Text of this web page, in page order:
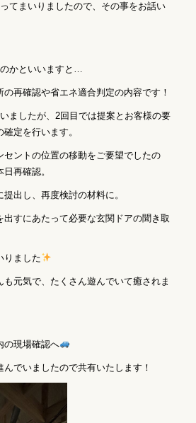
てまいりましたので、その事をお話い
かといいますと…
の再確認や省エネ適合判定の内容です！
ましたが、2回目では提案とお客様の要
定を行います。
セントの位置の移動をご要望でしたの
再確認。
出し、再度検討の材料に。
出すにあたって必要な玄関ドアの聞き取
りました
元気で、たくさん遊んでいて癒されま
の現場確認へ
でいましたので共有いたします！